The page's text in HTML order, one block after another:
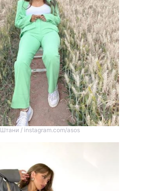
Штани / instagram.com/asos